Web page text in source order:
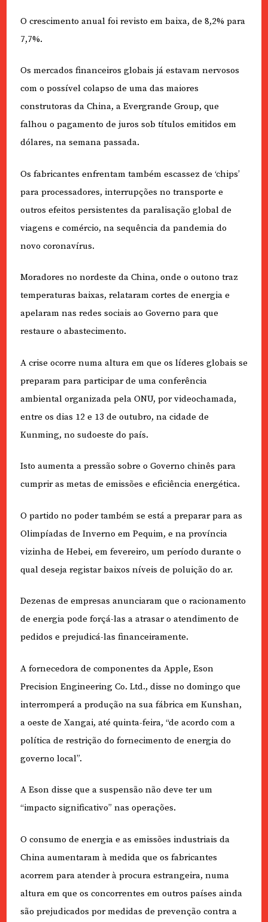
O crescimento anual foi revisto em baixa, de 8,2% para
7,7%.
Os mercados financeiros globais já estavam nervosos
com o possível colapso de uma das maiores
construtoras da China, a Evergrande Group, que
falhou o pagamento de juros sob títulos emitidos em
dólares, na semana passada.
Os fabricantes enfrentam também escassez de ‘chips’
para processadores, interrupções no transporte e
outros efeitos persistentes da paralisação global de
viagens e comércio, na sequência da pandemia do
novo coronavírus.
Moradores no nordeste da China, onde o outono traz
temperaturas baixas, relataram cortes de energia e
apelaram nas redes sociais ao Governo para que
restaure o abastecimento.
A crise ocorre numa altura em que os líderes globais se
preparam para participar de uma conferência
ambiental organizada pela ONU, por videochamada,
entre os dias 12 e 13 de outubro, na cidade de
Kunming, no sudoeste do país.
Isto aumenta a pressão sobre o Governo chinês para
cumprir as metas de emissões e eficiência energética.
O partido no poder também se está a preparar para as
Olimpíadas de Inverno em Pequim, e na província
vizinha de Hebei, em fevereiro, um período durante o
qual deseja registar baixos níveis de poluição do ar.
Dezenas de empresas anunciaram que o racionamento
de energia pode forçá-las a atrasar o atendimento de
pedidos e prejudicá-las financeiramente.
A fornecedora de componentes da Apple, Eson
Precision Engineering Co. Ltd., disse no domingo que
interromperá a produção na sua fábrica em Kunshan,
a oeste de Xangai, até quinta-feira, “de acordo com a
política de restrição do fornecimento de energia do
governo local”.
A Eson disse que a suspensão não deve ter um
“impacto significativo” nas operações.
O consumo de energia e as emissões industriais da
China aumentaram à medida que os fabricantes
acorrem para atender à procura estrangeira, numa
altura em que os concorrentes em outros países ainda
são prejudicados por medidas de prevenção contra a